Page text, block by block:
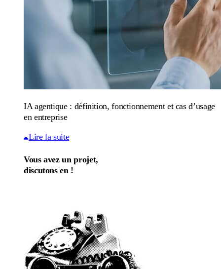
IA agentique : définition, fonctionnement et cas d’usage
en entreprise
Lire la suite
Vous avez un projet,
discutons en !